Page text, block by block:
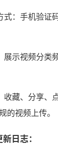
式：手机验证
展示视频分类
收藏、分享、
的视频上传。
日志：